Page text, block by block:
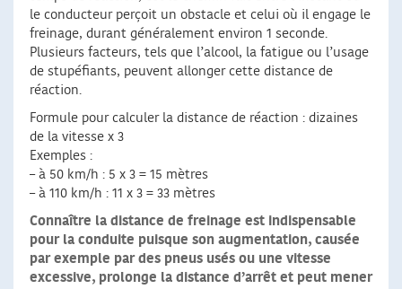
le conducteur perçoit un obstacle et celui où il engage le
freinage, durant généralement environ 1 seconde.
Plusieurs facteurs, tels que l’alcool, la fatigue ou l’usage
de stupéfiants, peuvent allonger cette distance de
réaction.
Formule pour calculer la distance de réaction : dizaines
de la vitesse x 3
Exemples :
– à 50 km/h : 5 x 3 = 15 mètres
– à 110 km/h : 11 x 3 = 33 mètres
Connaître la distance de freinage est indispensable
pour la conduite puisque son augmentation, causée
par exemple par des pneus usés ou une vitesse
excessive, prolonge la distance d’arrêt et peut mener